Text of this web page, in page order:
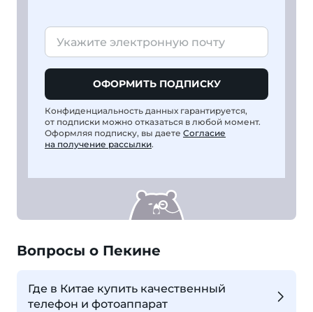
ОФОРМИТЬ ПОДПИСКУ
Конфиденциальность данных гарантируется,
от подписки можно отказаться в любой момент.
Оформляя подписку, вы даете Согласие
на получение рассылки.
Вопросы о Пекине
Где в Китае купить качественный
телефон и фотоаппарат